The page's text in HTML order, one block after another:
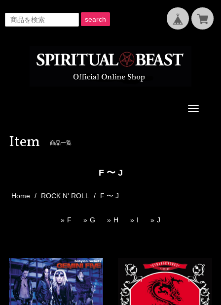
search
Toggle
Item 商品一覧
F 〜 J
Home ROCK N' ROLL F 〜 J
F G H I J